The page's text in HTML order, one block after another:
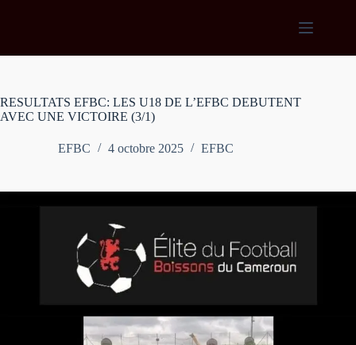
RESULTATS EFBC: LES U18 DE L’EFBC DEBUTENT
AVEC UNE VICTOIRE (3/1)
EFBC 4 octobre 2025 EFBC